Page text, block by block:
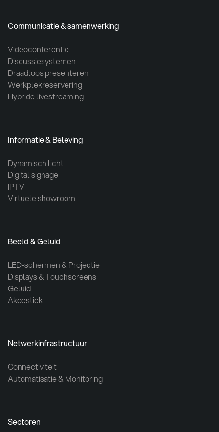
Communicatie & samenwerking
Videoconferentie
Discussiesystemen
Draadloos presenteren
Werkplekreservering
Hybride livestreaming
Informatie & Beleving
Dynamisch licht
Digital signage
IPTV
Virtuele showroom
Beeld & Geluid
LED-schermen & Projectie
Displays & Touchscreens
Geluid
Akoestiek
Netwerkinfrastructuur
Connectiviteit
Automatisatie & Monitoring
Sectoren